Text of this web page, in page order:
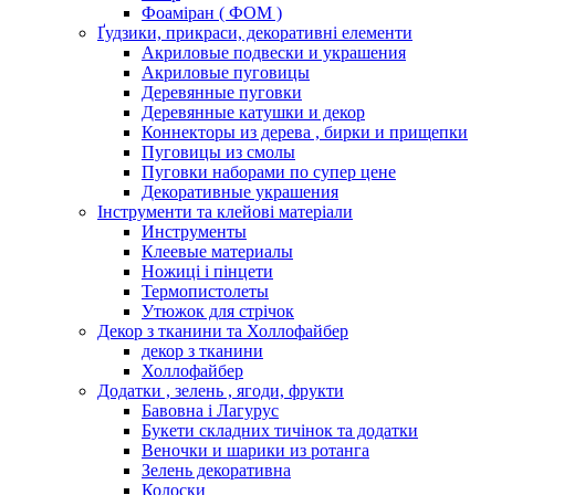
Фоаміран ( ФОМ )
Ґудзики, прикраси, декоративні елементи
Акриловые подвески и украшения
Акриловые пуговицы
Деревянные пуговки
Деревянные катушки и декор
Коннекторы из дерева , бирки и прищепки
Пуговицы из смолы
Пуговки наборами по супер цене
Декоративные украшения
Інструменти та клейові матеріали
Инструменты
Клеевые материалы
Ножиці і пінцети
Термопистолеты
Утюжок для стрічок
Декор з тканини та Холлофайбер
декор з тканини
Холлофайбер
Додатки , зелень , ягоди, фрукти
Бавовна і Лагурус
Букети складних тичінок та додатки
Веночки и шарики из ротанга
Зелень декоративна
Колоски